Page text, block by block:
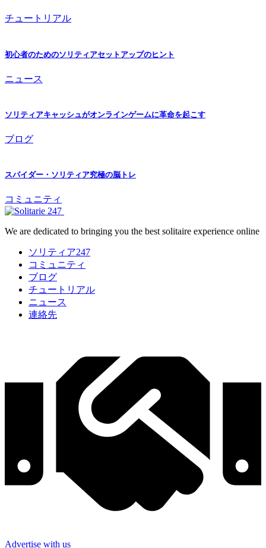
チュートリアル
初心者のためのソリティアセットアップのヒント
ニュース
ソリティアキャッシュがオンラインゲームに革命を起こす
ブログ
スパイダー・ソリティア究極の脳トレ
コミュニティ
We are dedicated to bringing you the best solitaire experience online
ソリティア247
コミュニティ
ブログ
チュートリアル
ニュース
連絡先
Advertise with us